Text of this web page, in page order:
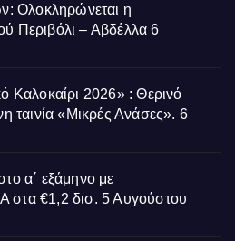
Ολοκληρώνεται η
Περιβόλι – Αβδέλλα 6
Καλοκαίρι 2026» : Θερινό
ταινία «Μικρές Ανάσες». 6
α΄ εξάμηνο με
στα €1,2 δισ. 5 Αυγούστου